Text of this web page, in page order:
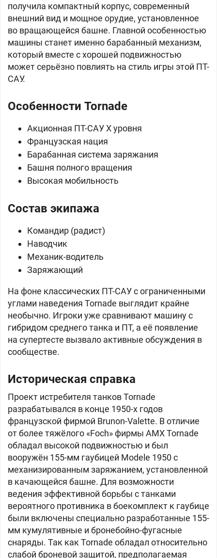
получила компактный корпус, современный
внешний вид и мощное орудие, установленное
во вращающейся башне. Главной особенностью
машины станет именно барабанный механизм,
который вместе с хорошей подвижностью
может серьёзно повлиять на стиль игры этой ПТ-
САУ.
Особенности Tornade
Акционная ПТ-САУ X уровня
Французская нация
Барабанная система заряжания
Башня полного вращения
Высокая мобильность
Состав экипажа
Командир (радист)
Наводчик
Механик-водитель
Заряжающий
На фоне классических ПТ-САУ с ограниченными
углами наведения Tornade выглядит крайне
необычно. Игроки уже сравнивают машину с
гибридом среднего танка и ПТ, а её появление
на супертесте вызвало активные обсуждения в
сообществе.
Историческая справка
Проект истребителя танков Tornade
разрабатывался в конце 1950-х годов
французской фирмой Brunon-Valette. В отличие
от более тяжёлого «Foch» фирмы AMX Tornade
обладал высокой подвижностью и был
вооружён 155-мм гаубицей Modele 1950 с
механизированным заряжанием, установленной
в качающейся башне. Для возможности
ведения эффективной борьбы с танками
вероятного противника в боекомплект к гаубице
были включены специально разработанные 155-
мм кумулятивные и бронебойно-фугасные
снаряды. Так как Tornade обладал относительно
слабой броневой защитой, предполагаемая